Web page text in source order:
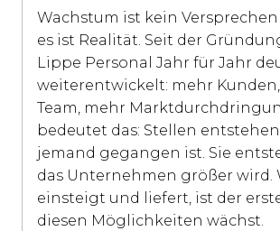
Wachstum ist kein Versprechen
es ist Realität. Seit der
Lippe Personal Jahr für Jahr
weiterentwickelt: mehr
Team, mehr
bedeutet das: Stellen
jemand gegangen ist. Sie
das Unternehmen größer wird.
einsteigt und liefert, ist der
diesen Möglichkeiten wächst.